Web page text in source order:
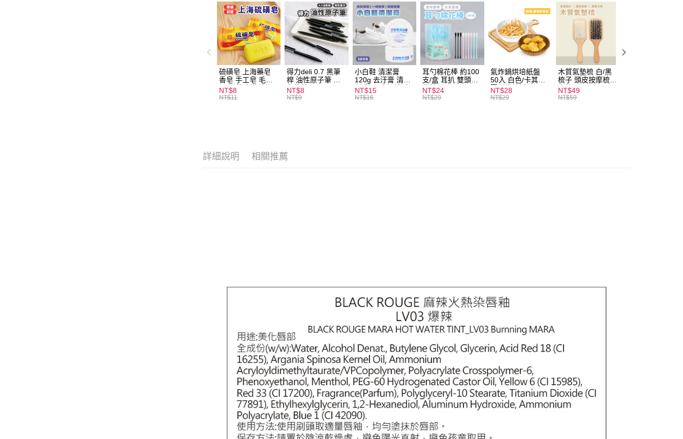
運送方式
全家取貨付款
每筆NT$60，滿NT$599(含以上)免運費
付款後全家取貨
每筆NT$60，滿NT$599(含以上)免運費
硫磺皂 上海藥皂
香皂 手工皂 毛囊
炎 抑菌除蟎 清潔
護膚 去油去痘 寵
NT$8
NT$11
得力deli 0.7 黑筆
桿 油性原子筆 黑
色筆芯 S304
NT$8
NT$9
小白鞋 清潔膏
120g 去汙膏 清潔
劑 鞋子 去汙漬 白
皮鞋 鞋油
NT$15
NT$16
耳勺棉花棒 約100
支/盒 耳扒 雙頭棉
花棒
NT$24
NT$29
氣炸鍋烘培紙盤
50入 白色/卡其色
圓形烘焙紙
NT$28
NT$29
木質氣墊梳 白/黑
梳子 頭皮按摩梳
木梳
NT$49
NT$59
詳細說明 相關推薦